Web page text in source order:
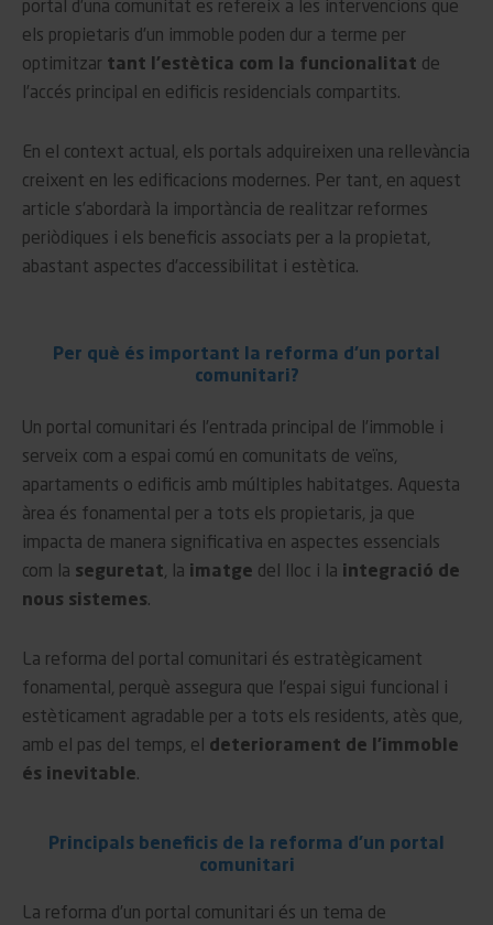
portal d’una comunitat es refereix a les intervencions que
els propietaris d’un immoble poden dur a terme per
optimitzar tant l’estètica com la funcionalitat de
l’accés principal en edificis residencials compartits.
En el context actual, els portals adquireixen una rellevància
creixent en les edificacions modernes. Per tant, en aquest
article s’abordarà la importància de realitzar reformes
periòdiques i els beneficis associats per a la propietat,
abastant aspectes d’accessibilitat i estètica.
Per què és important la reforma d'un portal
comunitari?
Un portal comunitari és l’entrada principal de l’immoble i
serveix com a espai comú en comunitats de veïns,
apartaments o edificis amb múltiples habitatges. Aquesta
àrea és fonamental per a tots els propietaris, ja que
impacta de manera significativa en aspectes essencials
com la seguretat, la imatge del lloc i la integració de
nous sistemes.
La reforma del portal comunitari és estratègicament
fonamental, perquè assegura que l’espai sigui funcional i
estèticament agradable per a tots els residents, atès que,
amb el pas del temps, el deteriorament de l’immoble
és inevitable.
Principals beneficis de la reforma d'un portal
comunitari
La reforma d’un portal comunitari és un tema de